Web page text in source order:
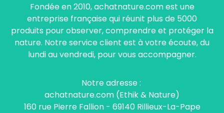
Fondée en 2010, achatnature.com est une
entreprise française qui réunit plus de 5000
produits pour observer, comprendre et protéger la
nature. Notre service client est à votre écoute, du
lundi au vendredi, pour vous accompagner.
Notre adresse :
achatnature.com (Ethik & Nature)
160 rue Pierre Fallion - 69140 Rillieux-La-Pape